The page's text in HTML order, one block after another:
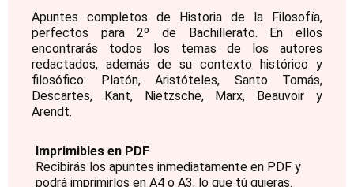
Apuntes completos de Historia de la Filosofía,
perfectos para 2º de Bachillerato. En ellos
encontrarás todos los temas de los autores
redactados, además de su contexto histórico y
filosófico: Platón, Aristóteles, Santo Tomás,
Descartes, Kant, Nietzsche, Marx, Beauvoir y
Arendt.
Imprimibles en PDF
Recibirás los apuntes inmediatamente en PDF y
podrá imprimirlos en A4 o A3, lo que tú quieras.